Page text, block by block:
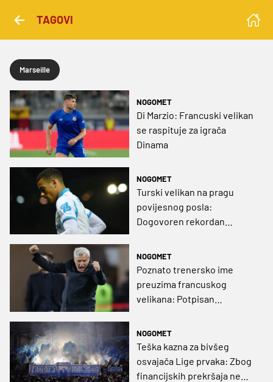
TAGOVI
Marseille
NOGOMET
Di Marzio: Francuski velikan
se raspituje za igrača
Dinama
NOGOMET
Turski velikan na pragu
povijesnog posla:
Dogovoren rekordan
NOGOMET
Poznato trenersko ime
preuzima francuskog
velikana: Potpisan
rivala
NOGOMET
Teška kazna za bivšeg
osvajača Lige prvaka: Zbog
financijskih prekršaja ne